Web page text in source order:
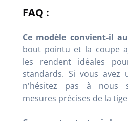
FAQ :
Ce modèle convient-il
bout pointu et la coupe
les rendent idéales
standards. Si vous avez
n'hésitez pas à nous
mesures précises de la